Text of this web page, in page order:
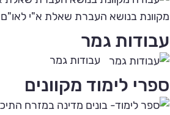
מקוונת בנושא העברת שאלת א"י לאו"ם
עבודות גמר
עבודות גמר
ספרי לימוד מקוונים